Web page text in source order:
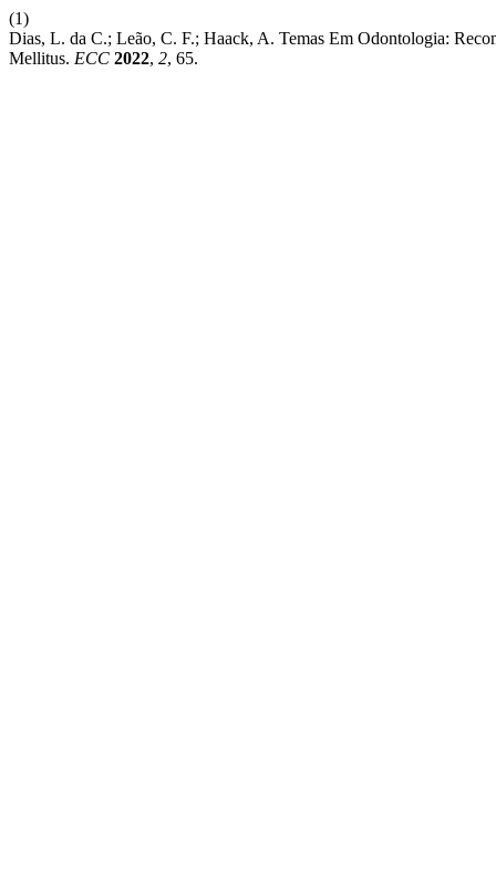
(1)
Dias, L. da C.; Leão, C. F.; Haack, A. Temas Em Odontologia:
Mellitus. ECC 2022, 2, 65.